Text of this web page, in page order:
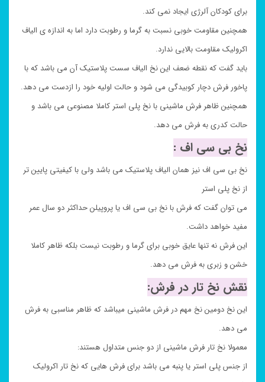
برای کودکان آلرژی ایجاد نمی کند.
همچنین مقاومت خوبی نسبت به گرما و رطوبت دارد اما به اندازه ی الیاف
اکرولیک مقاومت بالایی ندارد.
باید گفت که نقطه ضعف این نخ الیاف سست پلاستیک آن می باشد که با
پاخور فرش دچار کوبیدگی می شود و حالت اولیه خود را ازدست می دهد.
همچنین ظاهر فرش ماشینی با نخ پلی استر کاملا مصنوعی می باشد و
حالت کدری به فرش می دهد.
نخ بی سی اف :
نخ بی سی اف نیز همان الیاف پلاستیک می باشد ولی با کیفیتی پایین تر
از نخ پلی استر
می توان گفت که فرش با نخ بی سی اف یا پروپیلن حداکثر دو سال عمر
مفید خواهد داشت.
این فرش نه تنها عایق خوبی برای گرما و رطوبت نیست بلکه ظاهر کاملا
خشن و زبری به فرش می دهد.
نقش نخ تار در فرش:
این نخ دومین نخ مهم در فرش ماشینی میباشد که ظاهر مناسبی به فرش
می دهد.
معمولا نخ تار فرش ماشینی از دو جنس متداول هستند:
از جنس پلی استر یا پنبه می باشد برای فرش هایی که نخ تار اکرولیک